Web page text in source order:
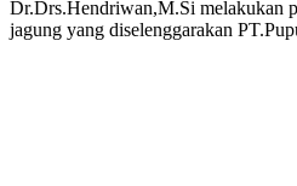
Dr.Drs.Hendriwan,M.Si melakukan
jagung yang diselenggarakan